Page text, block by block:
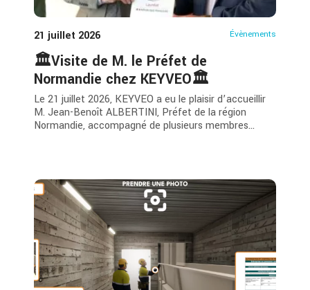
21 juillet 2026 Évènements
🏛️Visite de M. le Préfet de
Normandie chez KEYVEO🏛️
Le 21 juillet 2026, KEYVEO a eu le plaisir d’accueillir
M. Jean-Benoît ALBERTINI, Préfet de la région
Normandie, accompagné de plusieurs membres...